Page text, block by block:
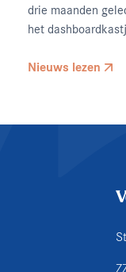
drie maanden
het
Nieuws lezen